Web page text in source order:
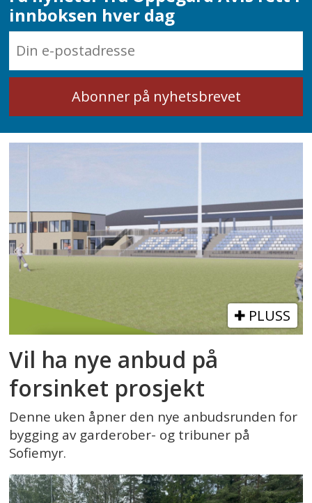
innboksen hver dag
PLUSS
Vil ha nye anbud på
forsinket prosjekt
Denne uken åpner den nye anbudsrunden for
bygging av garderober- og tribuner på
Sofiemyr.